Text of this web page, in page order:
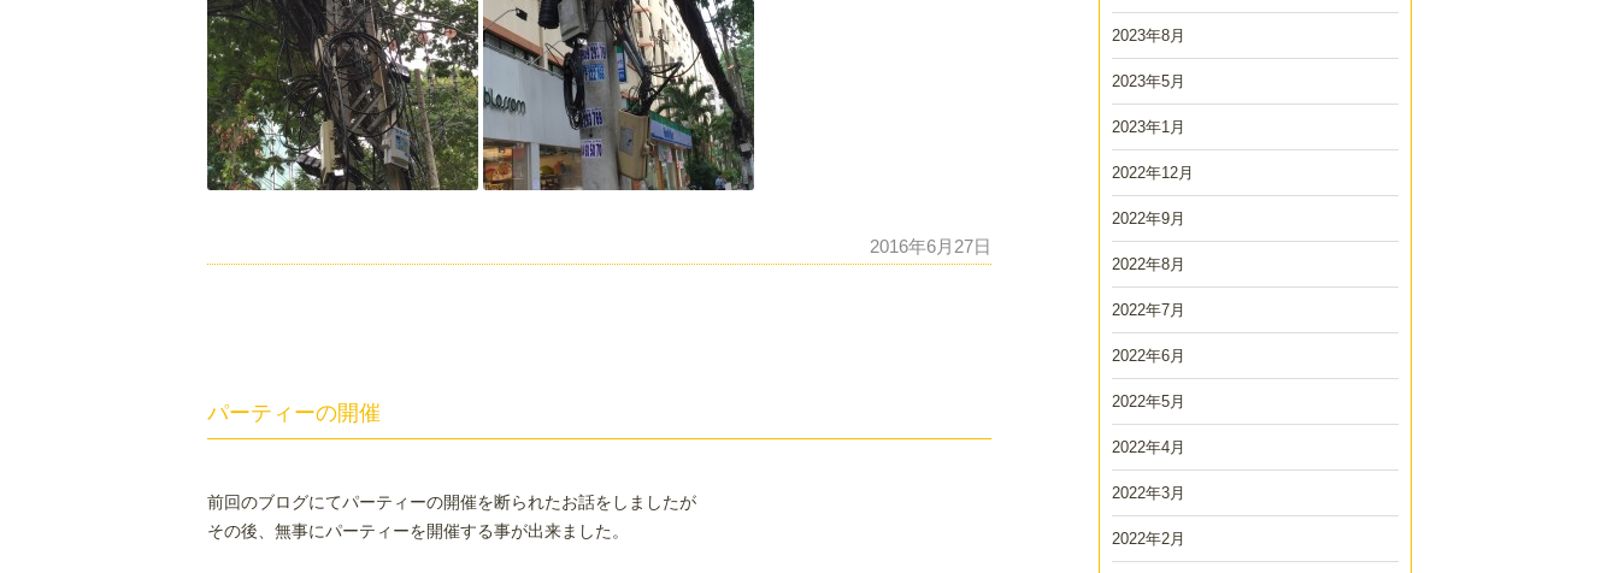
2016年6月27日
パーティーの開催
前回のブログにてパーティーの開催を断られたお話をしましたが
その後、無事にパーティーを開催する事が出来ました。
2023年8月
2023年5月
2023年1月
2022年12月
2022年9月
2022年8月
2022年7月
2022年6月
2022年5月
2022年4月
2022年3月
2022年2月